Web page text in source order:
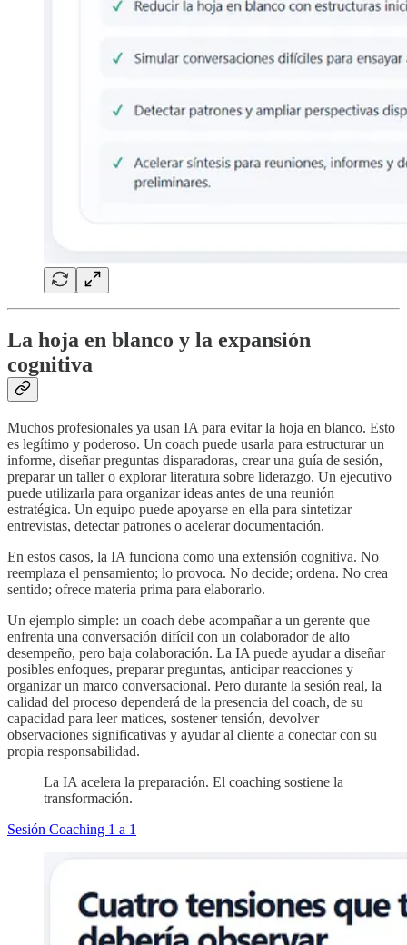
La hoja en blanco y la expansión
cognitiva
Muchos profesionales ya usan IA para evitar la hoja en blanco. Esto
es legítimo y poderoso. Un coach puede usarla para estructurar un
informe, diseñar preguntas disparadoras, crear una guía de sesión,
preparar un taller o explorar literatura sobre liderazgo. Un ejecutivo
puede utilizarla para organizar ideas antes de una reunión
estratégica. Un equipo puede apoyarse en ella para sintetizar
entrevistas, detectar patrones o acelerar documentación.
En estos casos, la IA funciona como una extensión cognitiva. No
reemplaza el pensamiento; lo provoca. No decide; ordena. No crea
sentido; ofrece materia prima para elaborarlo.
Un ejemplo simple: un coach debe acompañar a un gerente que
enfrenta una conversación difícil con un colaborador de alto
desempeño, pero baja colaboración. La IA puede ayudar a diseñar
posibles enfoques, preparar preguntas, anticipar reacciones y
organizar un marco conversacional. Pero durante la sesión real, la
calidad del proceso dependerá de la presencia del coach, de su
capacidad para leer matices, sostener tensión, devolver
observaciones significativas y ayudar al cliente a conectar con su
propia responsabilidad.
La IA acelera la preparación. El coaching sostiene la
transformación.
Sesión Coaching 1 a 1